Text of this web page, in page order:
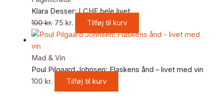
Klara Desser: LCHF hele livet
100kr. 75 kr. Tilføj til kurv
Mad & Vin
Poul Pilgaard Johnsen: Flaskens ånd – livet med vin
100 kr. Tilføj til kurv